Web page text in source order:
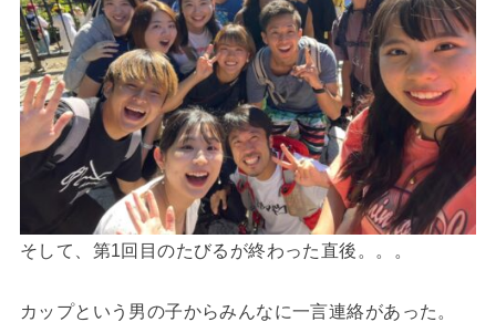
そして、第1回目のたびるが終わった直後。。。
カップという男の子からみんなに一言連絡があった。